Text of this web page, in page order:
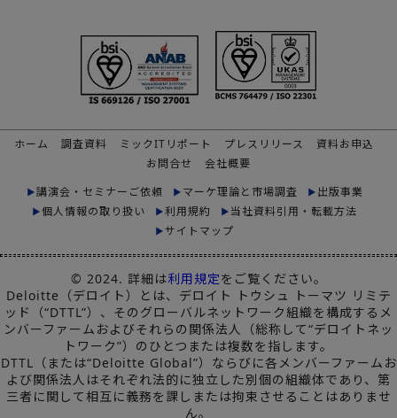
ホーム 調査資料 ミックITリポート プレスリリース
資料お申込
お問合せ
会社概要
講演会・セミナーご依頼
マーケ理論と市場調査
出版事業
個人情報の取り扱い
利用規約
当社資料引用・転載方法
サイトマップ
© 2024. 詳細は利用規定をご覧ください。
Deloitte（デロイト）とは、デロイト トウシュ トーマツ リミテ
ッド（“DTTL”）、そのグローバルネットワーク組織を構成するメ
ンバーファームおよびそれらの関係法人（総称して“デロイトネッ
トワーク”）のひとつまたは複数を指します。
DTTL（または“Deloitte Global”）ならびに各メンバーファームお
よび関係法人はそれぞれ法的に独立した別個の組織体であり、第
三者に関して相互に義務を課しまたは拘束させることはありませ
ん。